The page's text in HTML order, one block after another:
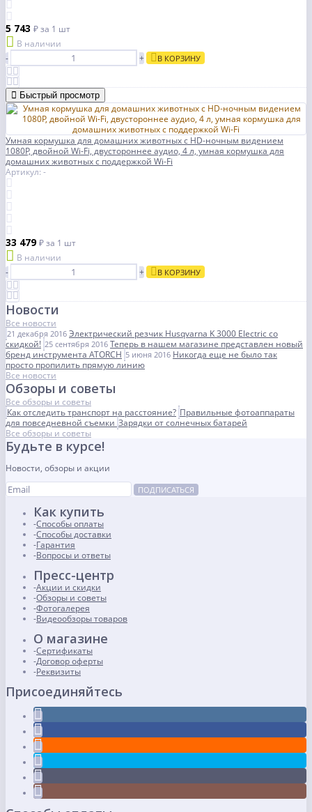
5 743 ₽за 1 шт
В наличии
-
+ В КОРЗИНУ
Быстрый просмотр
Умная кормушка для домашних животных с HD-ночным видением
1080P, двойной Wi-Fi, двустороннее аудио, 4 л, умная кормушка для
домашних животных с поддержкой Wi-Fi
Артикул: -
33 479₽за 1 шт
В наличии
-
+ В КОРЗИНУ
Новости
Все новости
21 декабря 2016 Электрический резчик Husqvarna K 3000 Electric со
скидкой! 25 сентября 2016 Теперь в нашем магазине представлен новый
бренд инструмента ATORCH 5 июня 2016 Никогда еще не было так
просто пропилить прямую линию
Все новости
Обзоры и советы
Все обзоры и советы
Как отследить транспорт на расстояние? Правильные фотоаппараты
для повседневной съемки Зарядки от солнечных батарей
Все обзоры и советы
Будьте в курсе!
Новости, обзоры и акции
ПОДПИСАТЬСЯ
Как купить
Способы оплаты
Способы доставки
Гарантия
Вопросы и ответы
Пресс-центр
Акции и скидки
Обзоры и советы
Фотогалерея
Видеообзоры товаров
О магазине
Сертификаты
Договор оферты
Реквизиты
Присоединяйтесь